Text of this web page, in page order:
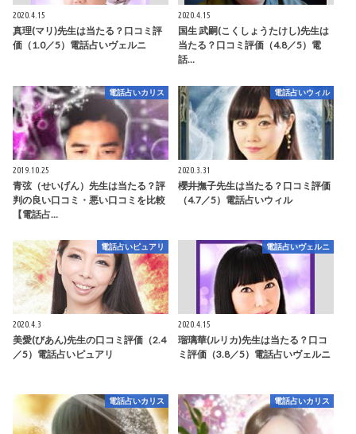
2020.4.15
真理(マリ)先生は当たる？口コミ評
価（1.0／5）電話占いヴェルニ
2020.4.15
国生 武嗣(こくしょうたけし)先生は
当たる？口コミ評価（4.8／5）電
話…
電話占いカリス
2019.10.25
青弦（せいげん）先生は当たる？評
判の良い口コミ・悪い口コミを比較
【電話占…
電話占いウィル
2020.3.31
櫻井撫子先生は当たる？口コミ評価
（4.7／5）電話占いウィル
電話占いピュアリ
2020.4.3
美愛(びあん)先生の口コミ評価（2.4
／5）電話占いピュアリ
電話占いヴェルニ
2020.4.15
瑠璃華(ルリカ)先生は当たる？口コ
ミ評価（3.8／5）電話占いヴェルニ
電話占いカリス 電話占いカリス